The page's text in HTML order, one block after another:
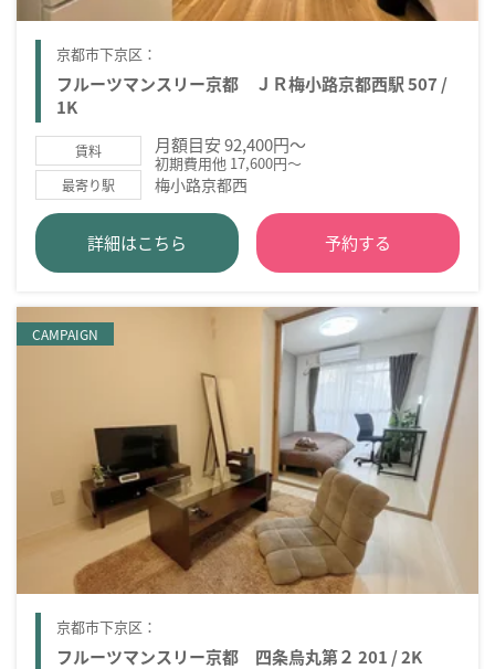
京都市下京区：
フルーツマンスリー京都 ＪＲ梅小路京都西駅 507 /
1K
賃料 月額目安 92,400円～
初期費用他 17,600円～
最寄り駅 梅小路京都西
詳細はこちら 予約する
CAMPAIGN
京都市下京区：
フルーツマンスリー京都 四条烏丸第２ 201 / 2K